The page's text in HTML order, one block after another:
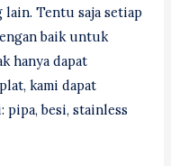
lain. Tentu saja setiap
baik untuk
hanya dapat
kami dapat
pipa, besi, stainless